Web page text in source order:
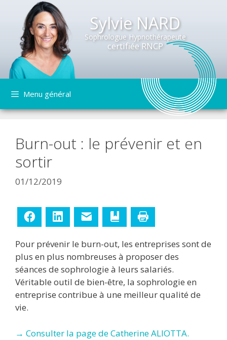
Sylvie NARD
Sophrologue Hypnothérapeute
certifiée RNCP
contenu
Menu général
Burn-out : le prévenir et en
sortir
01/12/2019
Facebook LinkedIn Ajouter aux favoris
Pour prévenir le burn-out, les entreprises sont de
plus en plus nombreuses à proposer des
séances de sophrologie à leurs salariés.
Véritable outil de bien-être, la sophrologie en
entreprise contribue à une meilleur qualité de
vie.
→ Consulter la page de Catherine ALIOTTA.